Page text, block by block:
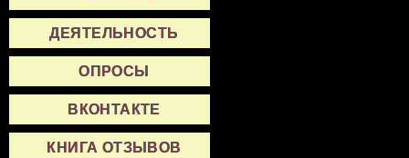
ДЕЯТЕЛЬНОСТЬ
ОПРОСЫ
ВКОНТАКТЕ
КНИГА ОТЗЫВОВ